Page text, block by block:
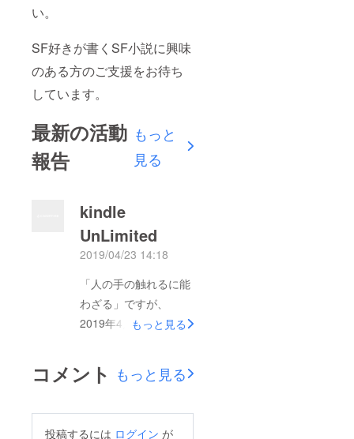
い。
SF好きが書くSF小説に興味
のある方のご支援をお待ち
しています。
最新の活動
報告
もっと
見る
kindle
UnLimited
2019/04/23 14:18
「人の手の触れるに能
わざる」ですが、
2019年4月 23日現
で無料にて閲覧可能で
す。ぜひ軽くでいいの
もっと見る
コメント もっと見る
投稿するには ログイン が